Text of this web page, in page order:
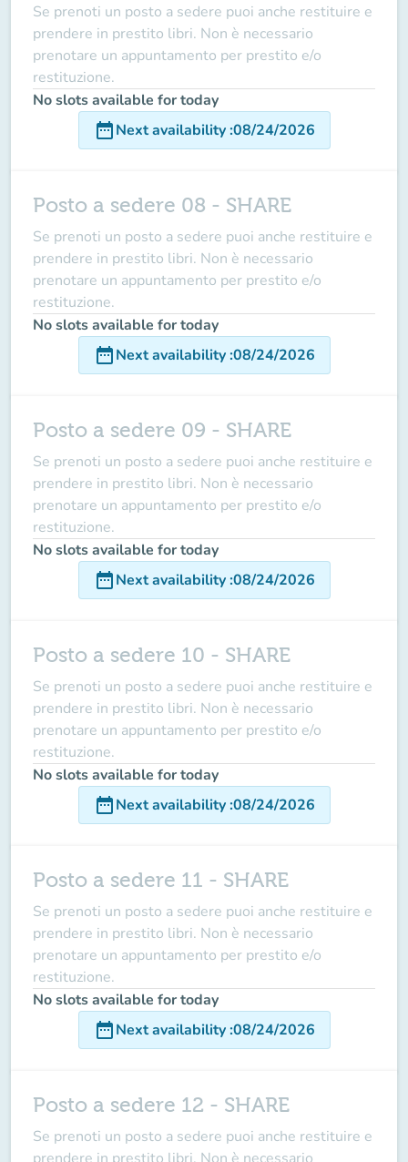
Se prenoti un posto a sedere puoi anche restituire e
prendere in prestito libri. Non è necessario
prenotare un appuntamento per prestito e/o
restituzione.
No slots available for today
date_rangeNext availability:08/24/2026
Posto a sedere 08 - SHARE
Se prenoti un posto a sedere puoi anche restituire e
prendere in prestito libri. Non è necessario
prenotare un appuntamento per prestito e/o
restituzione.
No slots available for today
date_rangeNext availability:08/24/2026
Posto a sedere 09 - SHARE
Se prenoti un posto a sedere puoi anche restituire e
prendere in prestito libri. Non è necessario
prenotare un appuntamento per prestito e/o
restituzione.
No slots available for today
date_rangeNext availability:08/24/2026
Posto a sedere 10 - SHARE
Se prenoti un posto a sedere puoi anche restituire e
prendere in prestito libri. Non è necessario
prenotare un appuntamento per prestito e/o
restituzione.
No slots available for today
date_rangeNext availability:08/24/2026
Posto a sedere 11 - SHARE
Se prenoti un posto a sedere puoi anche restituire e
prendere in prestito libri. Non è necessario
prenotare un appuntamento per prestito e/o
restituzione.
No slots available for today
date_rangeNext availability:08/24/2026
Posto a sedere 12 - SHARE
Se prenoti un posto a sedere puoi anche restituire e